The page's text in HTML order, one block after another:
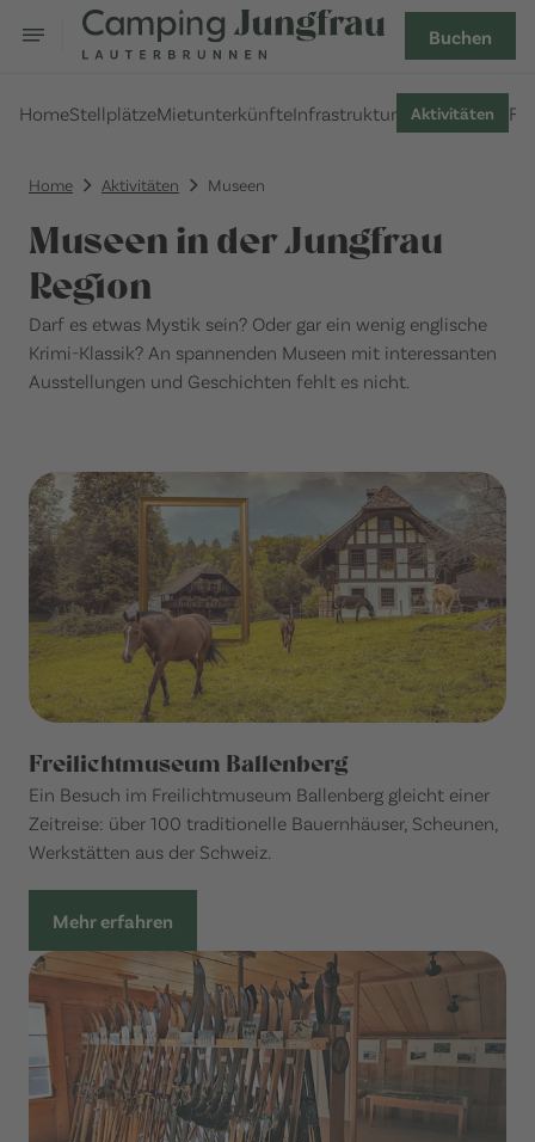
Buchen
HomeStellplätzeMietunterkünfteInfrastruktur Aktivitäten
Home Aktivitäten Museen
Museen in der Jungfrau
Region
Darf es etwas Mystik sein? Oder gar ein wenig englische
Krimi-Klassik? An spannenden Museen mit interessanten
Ausstellungen und Geschichten fehlt es nicht.
Freilichtmuseum Ballenberg
Ein Besuch im Freilichtmuseum Ballenberg gleicht einer
Zeitreise: über 100 traditionelle Bauernhäuser, Scheunen,
Werkstätten aus der Schweiz.
Mehr erfahren